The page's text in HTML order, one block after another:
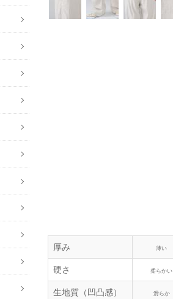
厚み 薄い
硬さ 柔らかい
生地質（凹凸感） 滑らか